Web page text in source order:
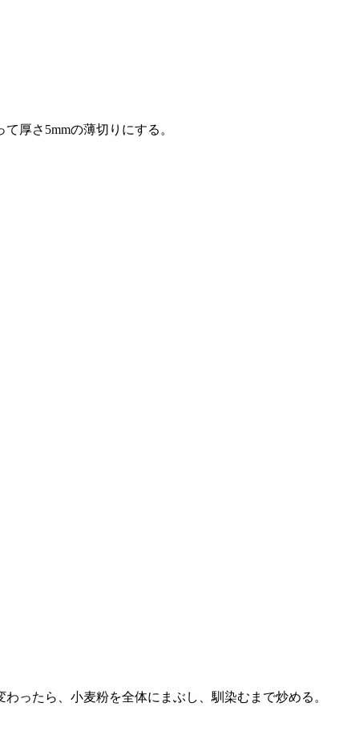
厚さ5mmの薄切りにする。
ったら、小麦粉を全体にまぶし、馴染むまで炒める。